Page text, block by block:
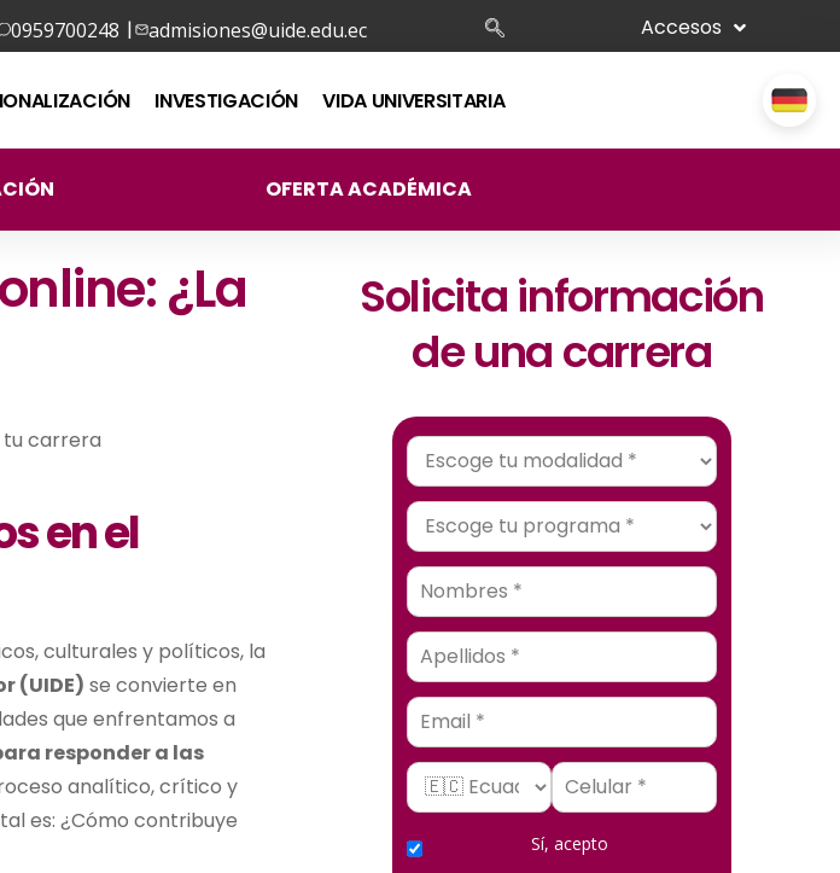
0959700248 | admisiones@uide.edu.ec Accesos
INVESTIGACIÓN VIDA UNIVERSITARIA
OFERTA ACADÉMICA
¿La
en el
culturales y políticos, la
(UIDE) se convierte en
que enfrentamos a
responder a las
analítico, crítico y
es: ¿Cómo contribuye
Solicita información
de una carrera
Email
Sí, acepto